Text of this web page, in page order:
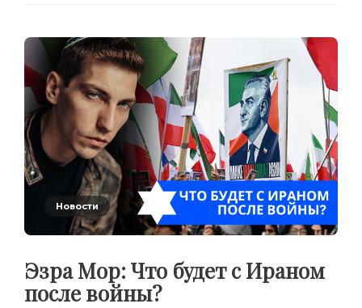
Новости
Эзра Мор: Что будет с Ираном
после войны?